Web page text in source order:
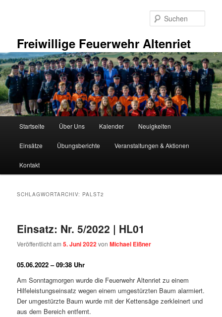
Freiwillige Feuerwehr Altenriet
Startseite Über Uns Kalender Neuigkeiten
Einsätze Übungsberichte Veranstaltungen & Aktionen
Kontakt
SCHLAGWORTARCHIV: PALST2
Einsatz: Nr. 5/2022 | HL01
Veröffentlicht am5. Juni 2022vonMichael Eißner
05.06.2022 – 09:38 Uhr
Am Sonntagmorgen wurde die Feuerwehr Altenriet zu einem
Hilfeleistungseinsatz wegen einem umgestürzten Baum alarmiert.
Der umgestürzte Baum wurde mit der Kettensäge zerkleinert und
aus dem Bereich entfernt.